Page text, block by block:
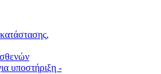
υποστήριξη -